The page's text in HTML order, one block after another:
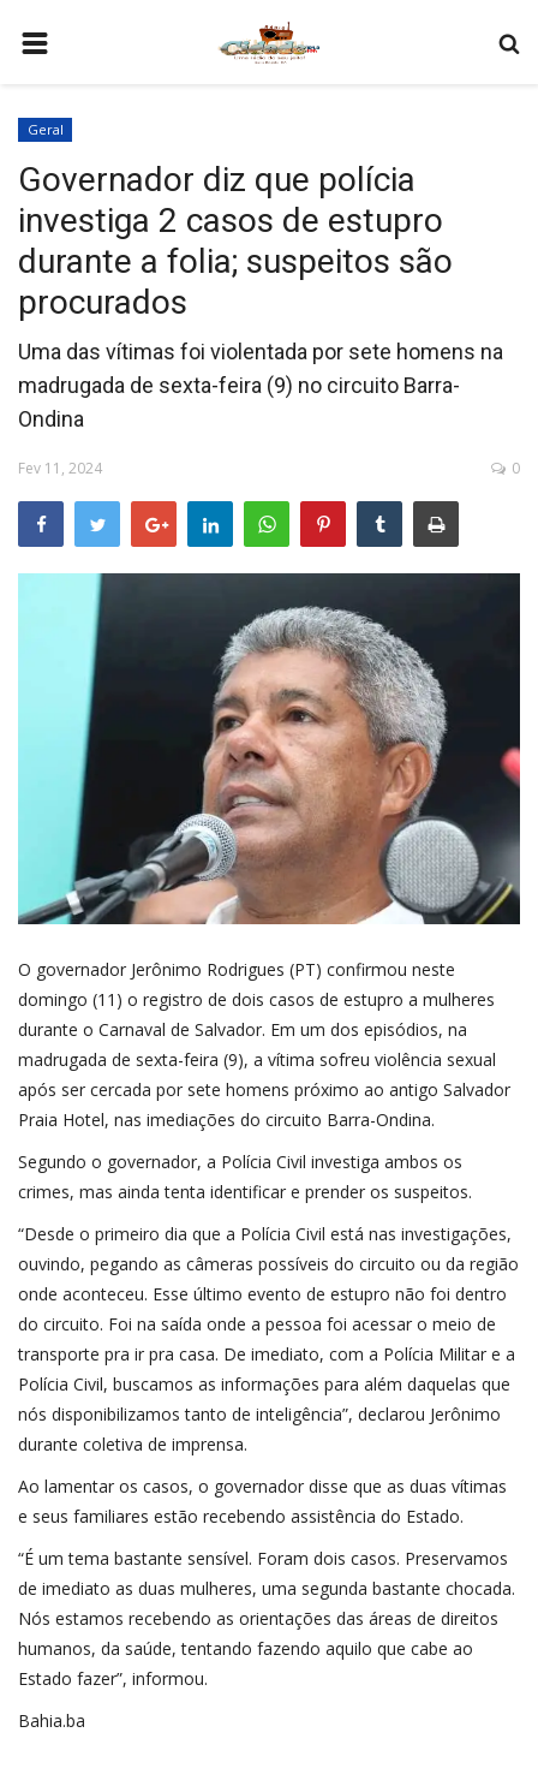
COMO SER PARCEIRO
PROGRAMAÇÃO
QUEM SOMOS
Geral
Governador diz que polícia
investiga 2 casos de estupro
durante a folia; suspeitos são
procurados
Uma das vítimas foi violentada por sete homens na
madrugada de sexta-feira (9) no circuito Barra-
Ondina
Fev 11, 2024 0
O governador Jerônimo Rodrigues (PT) confirmou neste
domingo (11) o registro de dois casos de estupro a mulheres
durante o Carnaval de Salvador. Em um dos episódios, na
madrugada de sexta-feira (9), a vítima sofreu violência sexual
após ser cercada por sete homens próximo ao antigo Salvador
Praia Hotel, nas imediações do circuito Barra-Ondina.
Segundo o governador, a Polícia Civil investiga ambos os
crimes, mas ainda tenta identificar e prender os suspeitos.
“Desde o primeiro dia que a Polícia Civil está nas investigações,
ouvindo, pegando as câmeras possíveis do circuito ou da região
onde aconteceu. Esse último evento de estupro não foi dentro
do circuito. Foi na saída onde a pessoa foi acessar o meio de
transporte pra ir pra casa. De imediato, com a Polícia Militar e a
Polícia Civil, buscamos as informações para além daquelas que
nós disponibilizamos tanto de inteligência”, declarou Jerônimo
durante coletiva de imprensa.
Ao lamentar os casos, o governador disse que as duas vítimas
e seus familiares estão recebendo assistência do Estado.
“É um tema bastante sensível. Foram dois casos. Preservamos
de imediato as duas mulheres, uma segunda bastante chocada.
Nós estamos recebendo as orientações das áreas de direitos
humanos, da saúde, tentando fazendo aquilo que cabe ao
Estado fazer”, informou.
Bahia.ba